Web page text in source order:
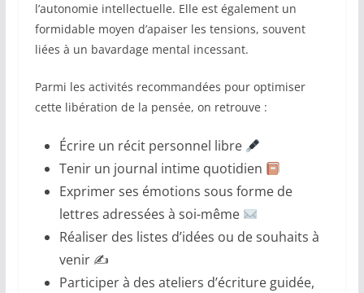
l’autonomie intellectuelle. Elle est également un
formidable moyen d’apaiser les tensions, souvent
liées à un bavardage mental incessant.
Parmi les activités recommandées pour optimiser
cette libération de la pensée, on retrouve :
Écrire un récit personnel libre
Tenir un journal intime quotidien
Exprimer ses émotions sous forme de
lettres adressées à soi-même
Réaliser des listes d’idées ou de souhaits à
venir ✍️
Participer à des ateliers d’écriture guidée,